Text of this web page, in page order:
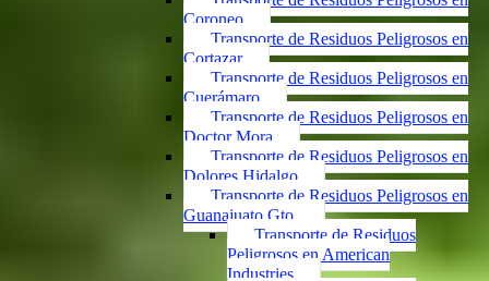
Coroneo
Transporte de Residuos Peligrosos en
Cortazar
Transporte de Residuos Peligrosos en
Cuerámaro
Transporte de Residuos Peligrosos en
Doctor Mora
Transporte de Residuos Peligrosos en
Dolores Hidalgo
Transporte de Residuos Peligrosos en
Guanajuato Gto.
Transporte de Residuos
Peligrosos en American
Industries